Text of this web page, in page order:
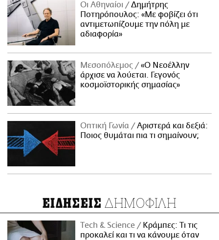
Οι Αθηναίοι
Δημήτρης
Ποτηρόπουλος: «Με φοβίζει ότι
αντιμετωπίζουμε την πόλη με
αδιαφορία»
Μεσοπόλεμος
«Ο Νεοέλλην
άρχισε να λούεται. Γεγονός
κοσμοϊστορικής σημασίας»
Οπτική Γωνία
Αριστερά και δεξιά:
Ποιος θυμάται πια τι σημαίνουν;
ΕΙΔΗΣΕΙΣ ΔΗΜΟΦΙΛΗ
Τech & Science
Κράμπες: Τι τις
προκαλεί και τι να κάνουμε όταν